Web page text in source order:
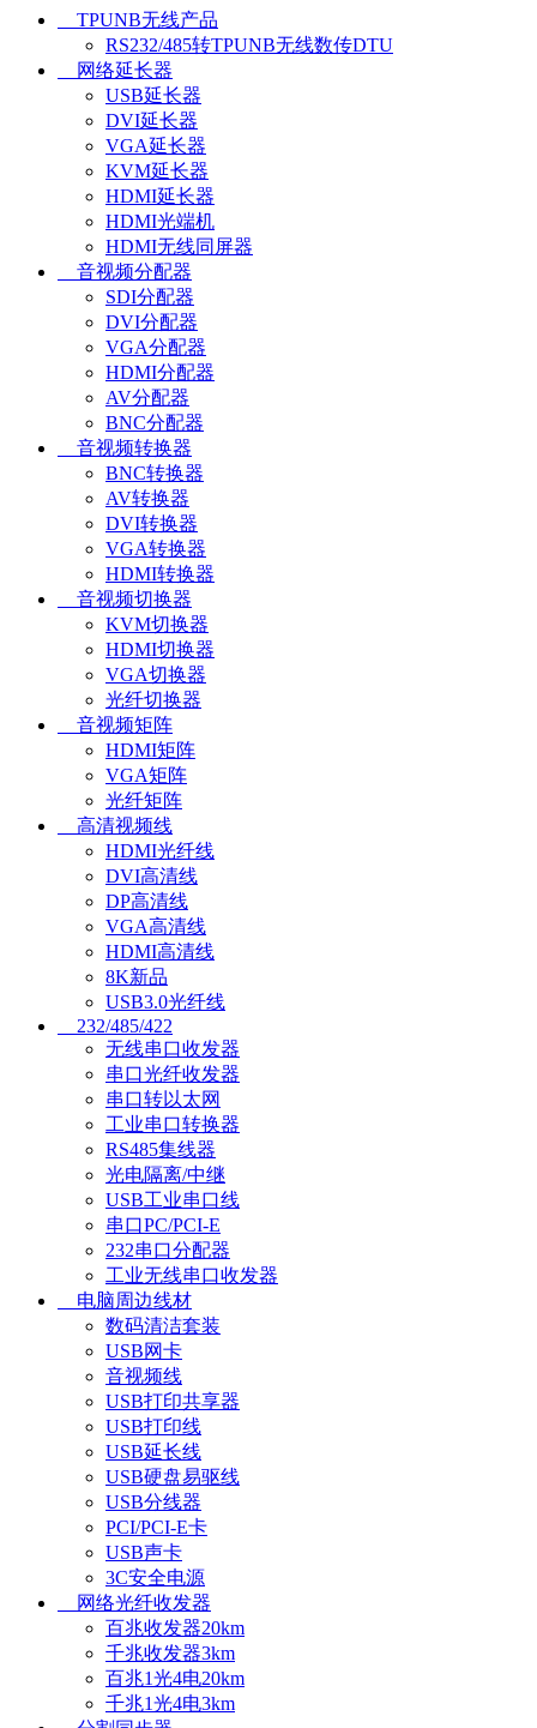
TPUNB无线产品
RS232/485转TPUNB无线数传DTU
网络延长器
USB延长器
DVI延长器
VGA延长器
KVM延长器
HDMI延长器
HDMI光端机
HDMI无线同屏器
音视频分配器
SDI分配器
DVI分配器
VGA分配器
HDMI分配器
AV分配器
BNC分配器
音视频转换器
BNC转换器
AV转换器
DVI转换器
VGA转换器
HDMI转换器
音视频切换器
KVM切换器
HDMI切换器
VGA切换器
光纤切换器
音视频矩阵
HDMI矩阵
VGA矩阵
光纤矩阵
高清视频线
HDMI光纤线
DVI高清线
DP高清线
VGA高清线
HDMI高清线
8K新品
USB3.0光纤线
232/485/422
无线串口收发器
串口光纤收发器
串口转以太网
工业串口转换器
RS485集线器
光电隔离/中继
USB工业串口线
串口PC/PCI-E
232串口分配器
工业无线串口收发器
电脑周边线材
数码清洁套装
USB网卡
音视频线
USB打印共享器
USB打印线
USB延长线
USB硬盘易驱线
USB分线器
PCI/PCI-E卡
USB声卡
3C安全电源
网络光纤收发器
百兆收发器20km
千兆收发器3km
百兆1光4电20km
千兆1光4电3km